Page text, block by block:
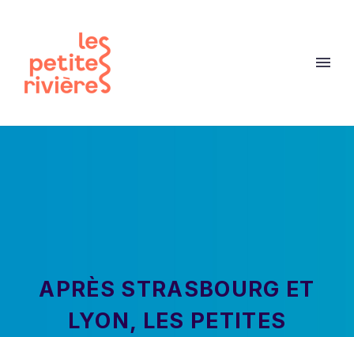
APRÈS STRASBOURG ET
LYON, LES PETITES